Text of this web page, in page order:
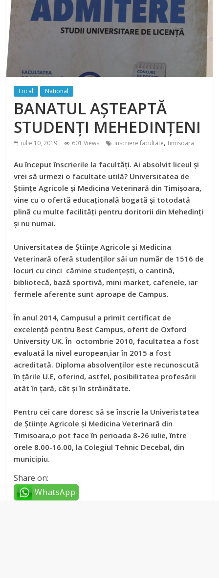
Local National
BANATUL AȘTEAPTĂ
STUDENȚI MEHEDINȚENI
iulie 10, 2019 601 Views inscriere facultate,timisoara
Au început înscrierile la facultăți. Ai absolvit liceul și
vrei să urmezi o facultate utilă? Universitatea de
Științe Agricole și Medicina Veterinară din Timișoara,
vine cu o ofertă educațională bogată și totodată
plină cu multe facilități pentru doritorii din Mehedinți
și nu numai.
Universitatea de Științe Agricole și Medicina
Veterinară oferă studenților săi un număr de 1516 de
locuri cu cinci cămine studențești, o cantină,
bibliotecă, bază sportivă, mini market, cafenele, iar
fermele aferente sunt aproape de Campus.
În anul 2014, Campusul a primit certificat de
excelență pentru Best Campus, oferit de Oxford
University UK. În octombrie 2010, facultatea a fost
evaluată la nivel european,iar în 2015 a fost
acreditată. Diploma absolvenților este recunoscută
în țările U.E, oferind, astfel, posibilitatea profesării
atât în țară, cât și în străinătate.
Pentru cei care doresc să se înscrie la Univeristatea
de Științe Agricole și Medicina Veterinară din
Timișoara,o pot face în perioada 8-26 iulie, între
orele 8.00-16.00, la Colegiul Tehnic Decebal, din
municipiu.
Share on:
WhatsApp